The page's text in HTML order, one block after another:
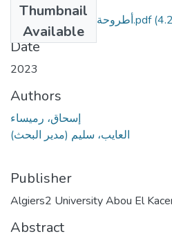
Thumbnail
Available
أطروحة رميساء إسحاق (1).pdf
Date
2023
Authors
إسحاق، رميساء
العايب، سليم (مدير البحث)
Publisher
Algiers2 University Abou El
Abstract